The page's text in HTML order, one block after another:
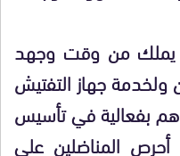
يملك من وقت وجهد
جهاز التفتيش
بفعالية في تأسيس
أحرص المناضلين على